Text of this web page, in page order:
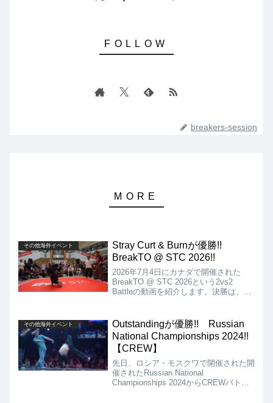
breakers-session
その他海外イベント
Stray Curt & Burnが優勝!!
BreakTO @ STC 2026!!
2026年7月4日にカナダで開催された
BreakTO @ STC 2026という2vs2
Battleの動画を紹介します。決勝は、
勝となりました!!
その他海外イベント
Outstandingが優勝!! Russian
National Championships 2024!!
【CREW】
先日、ロシア・モスクワで開催された開
催されたRussian National
Championships 2024からCREWバトル